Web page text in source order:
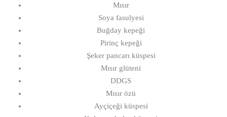
Mısır
Soya fasulyesi
Buğday kepeği
Pirinç kepeği
Şeker pancarı küspesi
Mısır glüteni
DDGS
Mısır özü
Ayçiçeği küspesi